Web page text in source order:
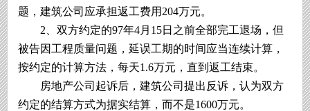
题，建筑公司应承担返工费用204万元。
2、双方约定的97年4月15日之前全部完工退场，但
被告因工程质量问题，延误工期的时间应当连续计算，
按约定的计算方法，每天1.6万元，直到返工结束。
房地产公司起诉后，建筑公司提出反诉，认为双方
约定的结算方式为据实结算，而不是1600万元。